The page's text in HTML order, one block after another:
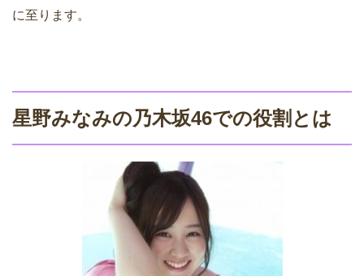
に至ります。
星野みなみの乃木坂46での役割とは